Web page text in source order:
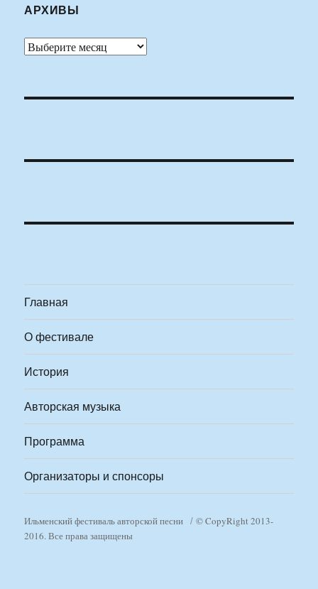
АРХИВЫ
Архивы
Главная
О фестивале
История
Авторская музыка
Программа
Организаторы и спонсоры
Ильменский фестиваль авторской песни
© CopyRight 2013-
2016. Все права защищены